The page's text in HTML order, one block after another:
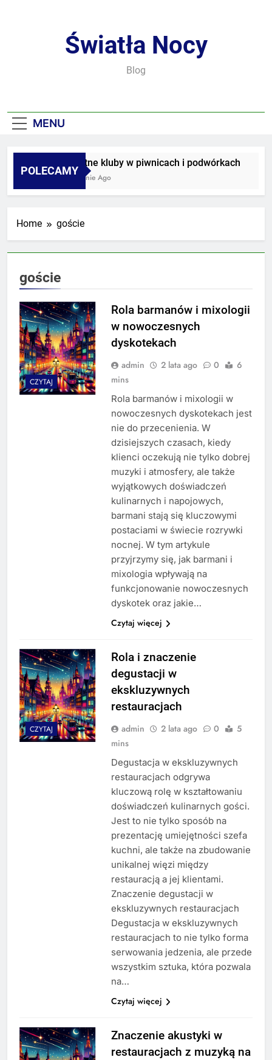
Światła Nocy
Blog
MENU
POLECAMY
Sekretne kluby w piwnicach i podwórkach
3 Tygodnie Ago
Home goście
goście
CZYTAJ
Rola barmanów i mixologii
w nowoczesnych
dyskotekach
admin 2 lata ago 0
6
mins
Rola barmanów i mixologii w
nowoczesnych dyskotekach jest
nie do przecenienia. W
dzisiejszych czasach, kiedy
klienci oczekują nie tylko dobrej
muzyki i atmosfery, ale także
wyjątkowych doświadczeń
kulinarnych i napojowych,
barmani stają się kluczowymi
postaciami w świecie rozrywki
nocnej. W tym artykule
przyjrzymy się, jak barmani i
mixologia wpływają na
funkcjonowanie nowoczesnych
dyskotek oraz jakie…
Czytaj więcej
CZYTAJ
Rola i znaczenie
degustacji w
ekskluzywnych
restauracjach
admin 2 lata ago 0
5
mins
Degustacja w ekskluzywnych
restauracjach odgrywa
kluczową rolę w kształtowaniu
doświadczeń kulinarnych gości.
Jest to nie tylko sposób na
prezentację umiejętności szefa
kuchni, ale także na zbudowanie
unikalnej więzi między
restauracją a jej klientami.
Znaczenie degustacji w
ekskluzywnych restauracjach
Degustacja w ekskluzywnych
restauracjach to nie tylko forma
serwowania jedzenia, ale przede
wszystkim sztuka, która pozwala
na…
Czytaj więcej
Znaczenie akustyki w
restauracjach z muzyką na